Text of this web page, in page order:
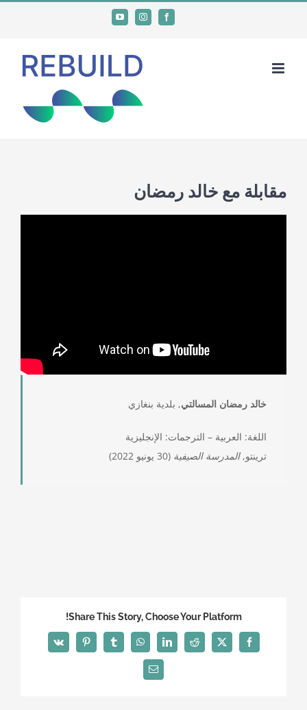
Facebook
Instagram
YouTube
مقابلة مع خالد رمضان
خالد رمضان المسالتي, بلدية بنغازي
اللغة: العربية – الترجمات: الإنجليزية
ترينتو,المدرسة الصيفية (30 يونيو 2022)
Share This Story, Choose Your Platform!
Facebook
X
Reddit
LinkedIn
WhatsApp
Tumblr
Pinterest
Vk
Email